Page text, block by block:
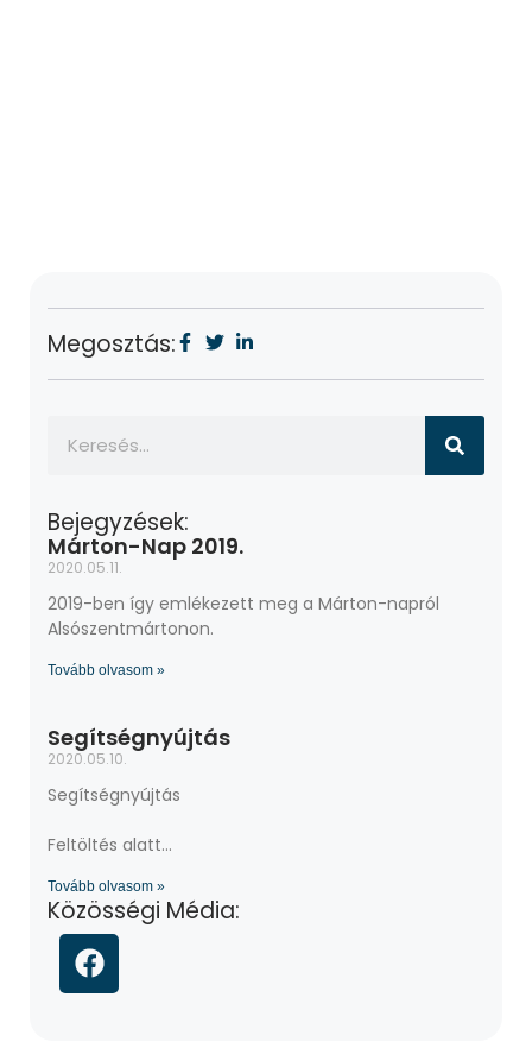
Megosztás:
Bejegyzések:
Márton-Nap 2019.
2020.05.11.
2019-ben így emlékezett meg a Márton-napról
Alsószentmártonon.
Tovább olvasom »
Segítségnyújtás
2020.05.10.
Segítségnyújtás
Feltöltés alatt…
Tovább olvasom »
Közösségi Média: